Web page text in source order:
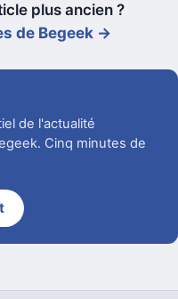
plus ancien ?
de Begeek →
de l'actualité
Cinq minutes de